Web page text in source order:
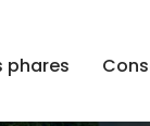
phares